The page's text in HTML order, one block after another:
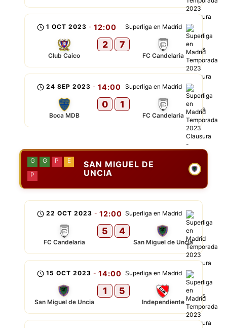
Superliga en Madrid
1 OCT 2023 - 12:00
Club Caico
2 7
FC Candelaria
Superliga en Madrid
24 SEP 2023 - 14:00
Boca MDB
0 1
FC Candelaria
SAN MIGUEL DE
UNCIA
G G P
E
P
Superliga en Madrid
22 OCT 2023 - 12:00
FC Candelaria
5 4
San Miguel de Uncia
Superliga en Madrid
15 OCT 2023 - 14:00
San Miguel de Uncia
1 5
Independiente